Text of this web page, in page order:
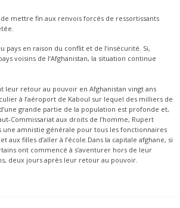
mettre fin aux renvois forcés de ressortissants
pays en raison du conflit et de l’insécurité. Si,
voisins de l’Afghanistan, la situation continue
leur retour au pouvoir en Afghanistan vingt ans
à l’aéroport de Kaboul sur lequel des milliers de
grande partie de la population est profonde et,
Commissariat aux droits de l’homme, Rupert
une amnistie générale pour tous les fonctionnaires
filles d’aller à l’école.Dans la capitale afghane, si
ont commencé à s’aventurer hors de leur
deux jours après leur retour au pouvoir.